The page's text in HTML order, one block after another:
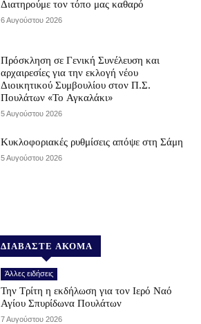
Διατηρούμε τον τόπο μας καθαρό
6 Αυγούστου 2026
Πρόσκληση σε Γενική Συνέλευση και
αρχαιρεσίες για την εκλογή νέου
Διοικητικού Συμβουλίου στον Π.Σ.
Πουλάτων «Το Αγκαλάκι»
5 Αυγούστου 2026
Κυκλοφοριακές ρυθμίσεις απόψε στη Σάμη
5 Αυγούστου 2026
ΔΙΑΒΑΣΤΕ ΑΚΟΜΑ
Άλλες ειδήσεις
Την Τρίτη η εκδήλωση για τον Ιερό Ναό
Αγίου Σπυρίδωνα Πουλάτων
7 Αυγούστου 2026